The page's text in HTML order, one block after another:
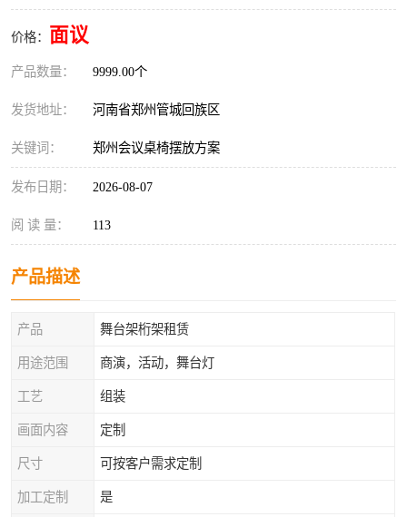
价格： 面议
产品数量： 9999.00个
发货地址： 河南省郑州管城回族区
关键词： 郑州会议桌椅摆放方案
发布日期： 2026-08-07
阅 读 量： 113
产品描述
产品 舞台架桁架租赁
用途范围 商演，活动，舞台灯
工艺 组装
画面内容 定制
尺寸 可按客户需求定制
加工定制 是